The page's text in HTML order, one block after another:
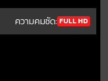
ความคมชัด: FULL HD